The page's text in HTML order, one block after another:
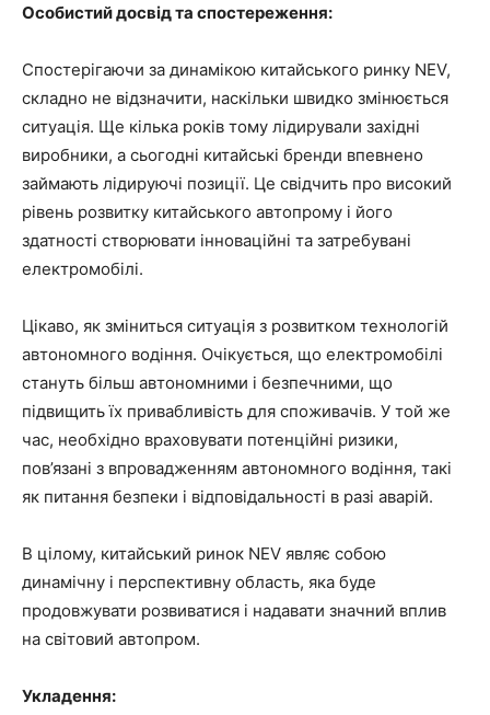
Особистий досвід та спостереження:
Спостерігаючи за динамікою китайського ринку NEV,
складно не відзначити, наскільки швидко змінюється
ситуація. Ще кілька років тому лідирували західні
виробники, а сьогодні китайські бренди впевнено
займають лідируючі позиції. Це свідчить про високий
рівень розвитку китайського автопрому і його
здатності створювати інноваційні та затребувані
електромобілі.
Цікаво, як зміниться ситуація з розвитком технологій
автономного водіння. Очікується, що електромобілі
стануть більш автономними і безпечними, що
підвищить їх привабливість для споживачів. У той же
час, необхідно враховувати потенційні ризики,
пов’язані з впровадженням автономного водіння, такі
як питання безпеки і відповідальності в разі аварій.
В цілому, китайський ринок NEV являє собою
динамічну і перспективну область, яка буде
продовжувати розвиватися і надавати значний вплив
на світовий автопром.
Укладення: